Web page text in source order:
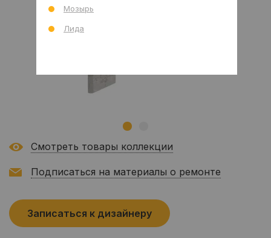
Смотреть товары коллекции
Подписаться на материалы о ремонте
Записаться к дизайнеру
Мозырь
Лида